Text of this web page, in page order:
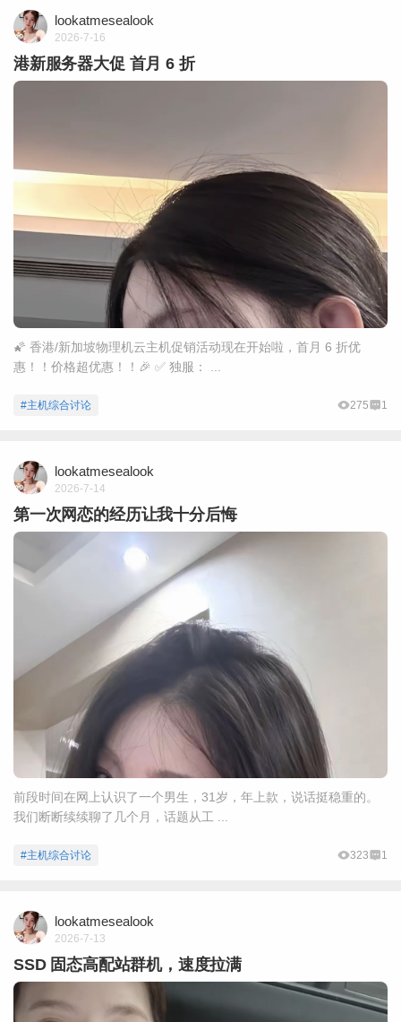
lookatmesealook
2026-7-16
港新服务器大促 首月 6 折
🌠 香港/新加坡物理机云主机促销活动现在开始啦，首月 6 折优
惠！！价格超优惠！！🎉 ✅ 独服： ...
#主机综合讨论 275 1
lookatmesealook
2026-7-14
第一次网恋的经历让我十分后悔
前段时间在网上认识了一个男生，31岁，年上款，说话挺稳重的。
我们断断续续聊了几个月，话题从工 ...
#主机综合讨论 323 1
lookatmesealook
2026-7-13
SSD 固态高配站群机，速度拉满